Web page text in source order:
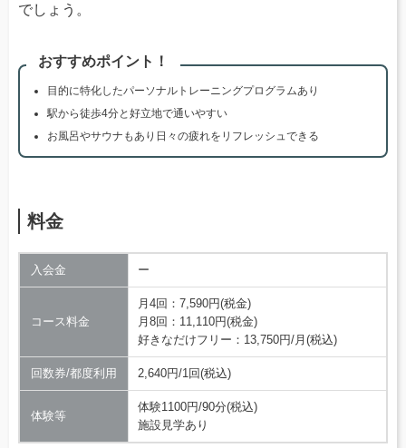
でしょう。
おすすめポイント！
目的に特化したパーソナルトレーニングプログラムあり
駅から徒歩4分と好立地で通いやすい
お風呂やサウナもあり日々の疲れをリフレッシュできる
料金
入会金 ー
コース料金
月4回：7,590円(税金)
月8回：11,110円(税金)
好きなだけフリー：13,750円/月(税込)
回数券/都度利用 2,640円/1回(税込)
体験等
体験1100円/90分(税込)
施設見学あり